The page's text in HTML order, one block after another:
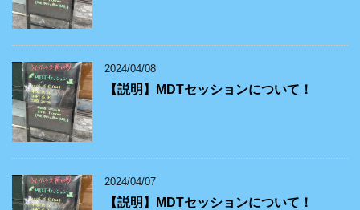
2024/04/08
【説明】MDTセッションについて！
2024/04/07
【説明】MDTセッションについて！